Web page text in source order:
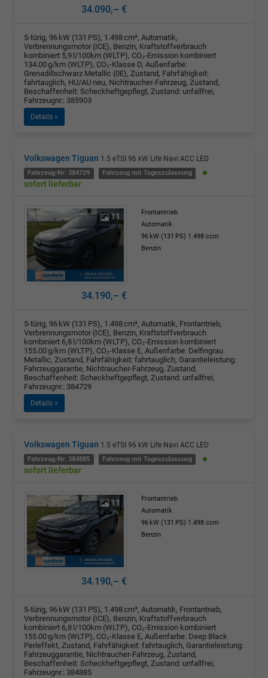
34.090,– €
5-türig, 96 kW (131 PS), 1.498 cm³, Automatik,
Verbrennungsmotor (ICE), Benzin, Kraftstoffverbrauch
kombiniert 5,9 l/100km (WLTP), CO₂-Emission kombiniert
134.00 g/km (WLTP), CO₂-Klasse D, Außenfarbe:
Grenadillschwarz Metallic (0E), Zustand, Fahrfähigkeit:
fahrtauglich, HU/AU neu, Nichtraucher-Fahrzeug, Zustand,
Beschaffenheit: Scheckheftgepflegt, Zustand: unfallfrei,
Fahrzeugnr.: 385903
Details »
Volkswagen Tiguan 1.5 eTSI 96 kW Life Navi ACC LED
Fahrzeug-Nr: 384729 Fahrzeug mit Tageszulassung
sofort lieferbar
11
Frontantrieb
Automatik
96 kW (131 PS) 1.498 ccm
Benzin
34.190,– €
5-türig, 96 kW (131 PS), 1.498 cm³, Automatik, Frontantrieb,
Verbrennungsmotor (ICE), Benzin, Kraftstoffverbrauch
kombiniert 6,8 l/100km (WLTP), CO₂-Emission kombiniert
155.00 g/km (WLTP), CO₂-Klasse E, Außenfarbe: Delfingrau
Metallic, Zustand, Fahrfähigkeit: fahrtauglich, Garantieleistung:
Fahrzeuggarantie, Nichtraucher-Fahrzeug, Zustand,
Beschaffenheit: Scheckheftgepflegt, Zustand: unfallfrei,
Fahrzeugnr.: 384729
Details »
Volkswagen Tiguan 1.5 eTSI 96 kW Life Navi ACC LED
Fahrzeug-Nr: 384885 Fahrzeug mit Tageszulassung
sofort lieferbar
11
Frontantrieb
Automatik
96 kW (131 PS) 1.498 ccm
Benzin
34.190,– €
5-türig, 96 kW (131 PS), 1.498 cm³, Automatik, Frontantrieb,
Verbrennungsmotor (ICE), Benzin, Kraftstoffverbrauch
kombiniert 6,8 l/100km (WLTP), CO₂-Emission kombiniert
155.00 g/km (WLTP), CO₂-Klasse E, Außenfarbe: Deep Black
Perleffekt, Zustand, Fahrfähigkeit: fahrtauglich, Garantieleistung:
Fahrzeuggarantie, Nichtraucher-Fahrzeug, Zustand,
Beschaffenheit: Scheckheftgepflegt, Zustand: unfallfrei,
Fahrzeugnr.: 384885